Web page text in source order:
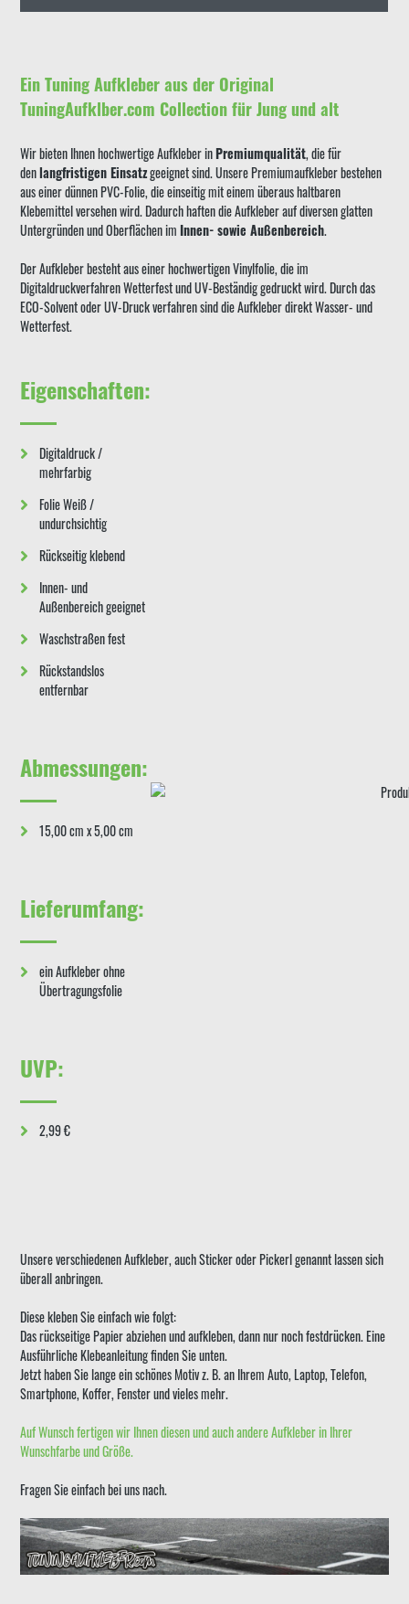
Ein Tuning Aufkleber aus der Original
TuningAufklber.com Collection für Jung und alt
Wir bieten Ihnen hochwertige Aufkleber inPremiumqualität, die für
denlangfristigen Einsatzgeeignet sind. Unsere Premiumaufkleber bestehen
aus einer dünnen PVC-Folie, die einseitig mit einem überaus haltbaren
Klebemittel versehen wird. Dadurch haften die Aufkleber auf diversen glatten
Untergründen und Oberflächen imInnen- sowie Außenbereich.
Der Aufkleber besteht aus einer hochwertigen Vinylfolie, die im
Digitaldruckverfahren Wetterfest und UV-Beständig gedruckt wird. Durch das
ECO-Solvent oder UV-Druck verfahren sind die Aufkleber direkt Wasser- und
Wetterfest.
Eigenschaften:
Digitaldruck /
mehrfarbig
Folie Weiß /
undurchsichtig
Rückseitig klebend
Innen- und
Außenbereich geeignet
Waschstraßen fest
Rückstandslos
entfernbar
Abmessungen:
15,00 cm x 5,00 cm
Lieferumfang:
ein Aufkleber ohne
Übertragungsfolie
UVP:
2,99 €
Unsere verschiedenen Aufkleber, auch Sticker oder Pickerl genannt lassen sich
überall anbringen.
Diese kleben Sie einfach wie folgt:
Das rückseitige Papier abziehen und aufkleben, dann nur noch festdrücken. Eine
Ausführliche Klebeanleitung finden Sie unten.
Jetzt haben Sie lange ein schönes Motiv z. B. an Ihrem Auto, Laptop, Telefon,
Smartphone, Koffer, Fenster und vieles mehr.
Auf Wunsch fertigen wir Ihnen diesen und auch andere Aufkleber in Ihrer
Wunschfarbe und Größe.
Fragen Sie einfach bei uns nach.